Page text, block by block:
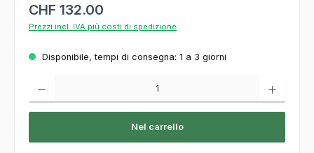
CHF 132.00
Prezzi incl. IVA più costi di spedizione
Disponibile, tempi di consegna: 1 a 3 giorni
Nel carrello